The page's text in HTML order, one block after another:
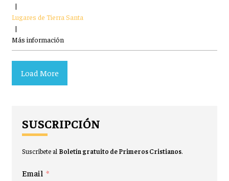
|
Lugares de Tierra Santa
|
Más información
Load More
SUSCRIPCIÓN
Suscríbete al Boletín gratuito de Primeros Cristianos.
Email